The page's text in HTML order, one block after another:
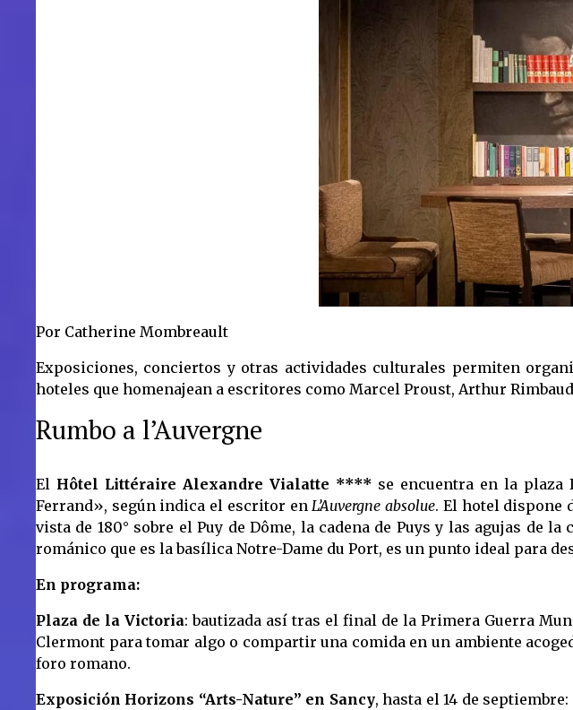
Por Catherine Mombreault
Exposiciones, conciertos y otras actividades culturales permiten
hoteles que homenajean a escritores como Marcel Proust, Arthur
Rumbo a l’Auvergne
El Hôtel Littéraire Alexandre Vialatte **** se encuentra en la plaza
Ferrand», según indica el escritor enL’Auvergne absolue. El hotel dispone
vista de 180° sobre el Puy de Dôme, la cadena de Puys y las agujas de
románico que es la basílica Notre-Dame du Port, es un punto ideal para
En programa:
Plaza de la Victoria: bautizada así tras el final de la Primera Guerra
Clermont para tomar algo o compartir una comida en un ambiente
foro romano.
Exposición Horizons “Arts-Nature” en Sancy, hasta el 14 de